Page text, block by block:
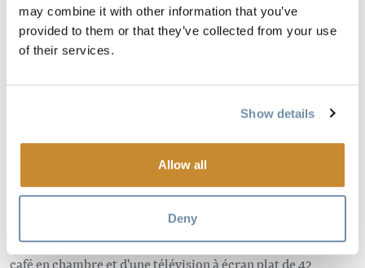
may combine it with other information that you’ve
provided to them or that they’ve collected from your use
of their services.
Show details
Allow all
Deny
Image
Le nouvel hôtel de Golden, qui a ouvert ses portes en janvier
chacune équipée d'un
réfrigérateur, d'un four à micro-ondes, d'un coffre-fort, d'un
café en chambre et d'une télévision à écran plat de 42